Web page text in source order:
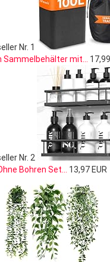
Nr. 1
mit...
Nr. 2
Bohren Set...
13,97 EUR